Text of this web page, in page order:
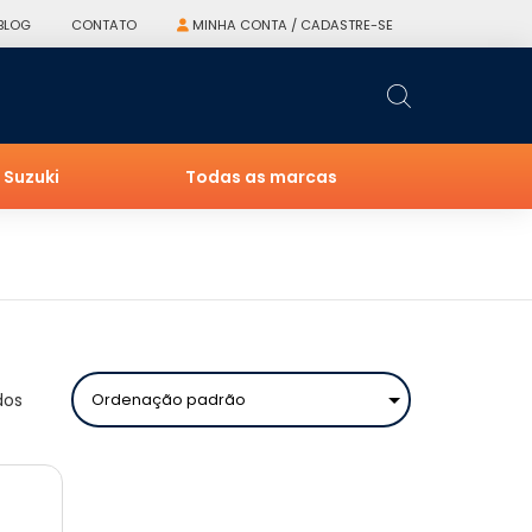
CONTATO MINHA CONTA / CADASTRE-SE
Suzuki Todas as marcas